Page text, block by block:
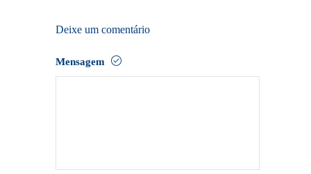
Deixe um comentário
Mensagem